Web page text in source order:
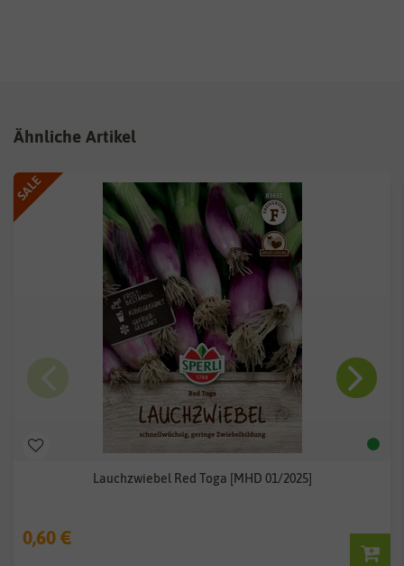
Ähnliche Artikel
SALE
Lauchzwiebel Red Toga [MHD 01/2025]
0,60 €